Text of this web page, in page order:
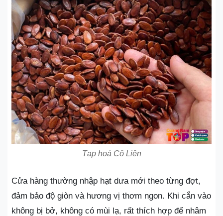
Tạp hoá Cô Liên
Cửa hàng thường nhập hạt dưa mới theo từng đợt,
đảm bảo độ giòn và hương vị thơm ngon. Khi cắn vào
không bị bở, không có mùi lạ, rất thích hợp để nhâm